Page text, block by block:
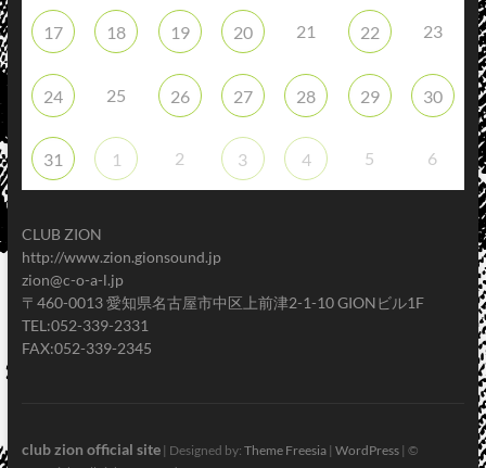
17 18 19 20 21 22 23
24 25 26 27 28 29 30
31 1 2 3 4 5 6
CLUB ZION
http://www.zion.gionsound.jp
zion@c-o-a-l.jp
〒460-0013 愛知県名古屋市中区上前津2-1-10 GIONビル1F
TEL:052-339-2331
FAX:052-339-2345
club zion official site| Designed by: Theme Freesia| WordPress| ©